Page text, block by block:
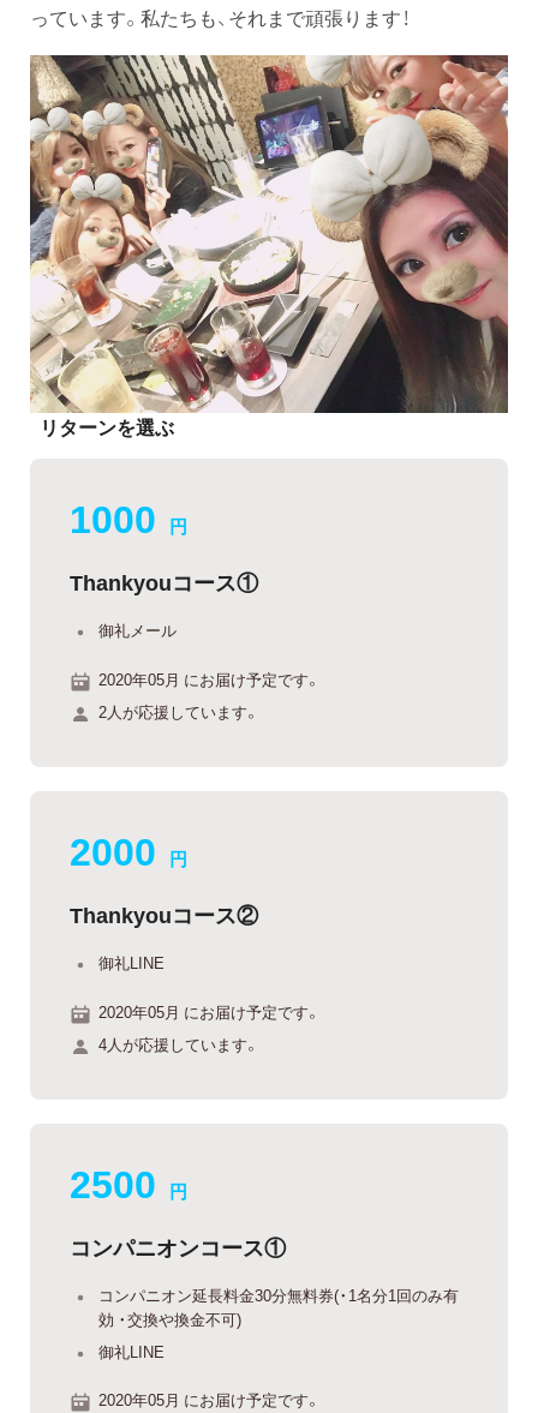
っています。私たちも、それまで頑張ります！
リターンを選ぶ
1000 円
Thankyouコース①
御礼メール
2020年05月 にお届け予定です。
2人が応援しています。
2000 円
Thankyouコース②
御礼LINE
2020年05月 にお届け予定です。
4人が応援しています。
2500 円
コンパニオンコース①
コンパニオン延長料金30分無料券(・1名分1回のみ有
効 ・交換や換金不可)
御礼LINE
2020年05月 にお届け予定です。